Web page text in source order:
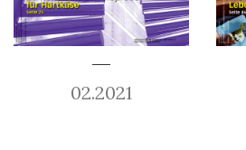
02.2021